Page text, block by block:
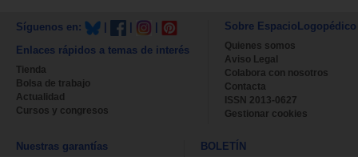
Síguenos en:
Enlaces rápidos a temas de interés
Tienda
Bolsa de trabajo
Actualidad
Cursos y congresos
Sobre EspacioLogopédico
Quienes somos
Aviso Legal
Colabora con nosotros
Contacta
ISSN 2013-0627
Gestionar cookies
Nuestras garantías BOLETÍN